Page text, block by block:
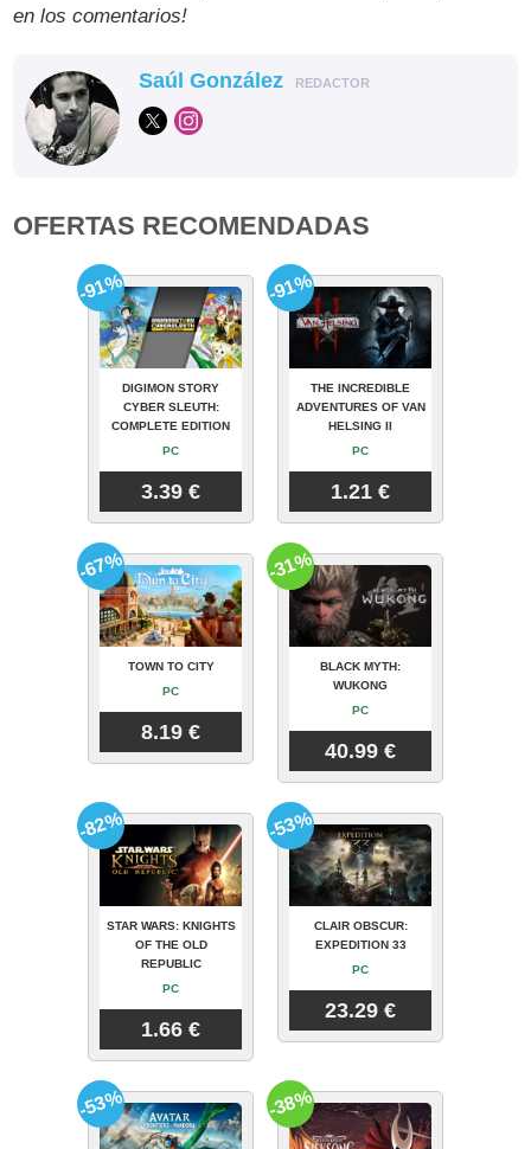
en los comentarios!
Saúl González REDACTOR
OFERTAS RECOMENDADAS
DIGIMON STORY
CYBER SLEUTH:
COMPLETE EDITION
PC
3.39 €
-91%
THE INCREDIBLE
ADVENTURES OF VAN
HELSING II
PC
1.21 €
-91%
TOWN TO CITY
PC
8.19 €
-67%
BLACK MYTH:
WUKONG
PC
40.99 €
-31%
STAR WARS: KNIGHTS
OF THE OLD
REPUBLIC
PC
1.66 €
-82%
CLAIR OBSCUR:
EXPEDITION 33
PC
23.29 €
-53%
-53% -38%